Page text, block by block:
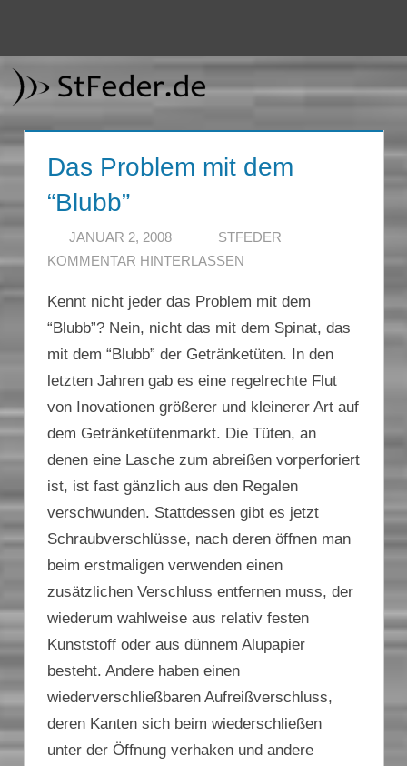
springen
Das Problem mit dem
“Blubb”
JANUAR 2, 2008
STFEDER
KOMMENTAR HINTERLASSEN
Kennt nicht jeder das Problem mit dem
“Blubb”? Nein, nicht das mit dem Spinat, das
mit dem “Blubb” der Getränketüten. In den
letzten Jahren gab es eine regelrechte Flut
von Inovationen größerer und kleinerer Art auf
dem Getränketütenmarkt. Die Tüten, an
denen eine Lasche zum abreißen vorperforiert
ist, ist fast gänzlich aus den Regalen
verschwunden. Stattdessen gibt es jetzt
Schraubverschlüsse, nach deren öffnen man
beim erstmaligen verwenden einen
zusätzlichen Verschluss entfernen muss, der
wiederum wahlweise aus relativ festen
Kunststoff oder aus dünnem Alupapier
besteht. Andere haben einen
wiederverschließbaren Aufreißverschluss,
deren Kanten sich beim wiederschließen
unter der Öffnung verhaken und andere